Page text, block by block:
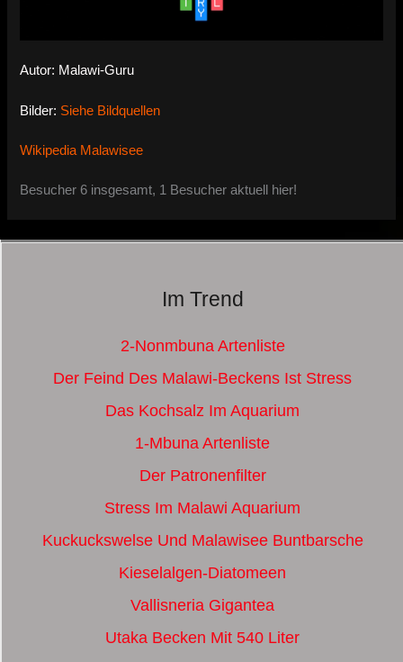
Autor: Malawi-Guru
Bilder: Siehe Bildquellen
Wikipedia Malawisee
Besucher 6 insgesamt, 1 Besucher aktuell hier!
Im Trend
2-Nonmbuna Artenliste
Der Feind Des Malawi-Beckens Ist Stress
Das Kochsalz Im Aquarium
1-Mbuna Artenliste
Der Patronenfilter
Stress Im Malawi Aquarium
Kuckuckswelse Und Malawisee Buntbarsche
Kieselalgen-Diatomeen
Vallisneria Gigantea
Utaka Becken Mit 540 Liter